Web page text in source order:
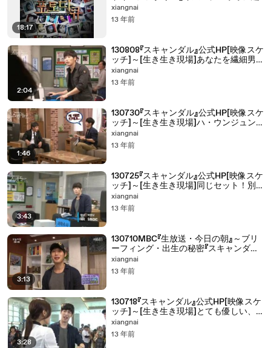
18:17
xiangnai
13 年前
2:04
130808『スキャンダル』公式HP[映像スケ
ッチ]～[生き生き現場]あなたを繊細男
に...！～
xiangnai
13 年前
1:46
130730『スキャンダル』公式HP[映像スケ
ッチ]～[生き生き現場]ハ・ウンジュン
のまた別の職業は??～
xiangnai
13 年前
3:43
130725『スキャンダル』公式HP[映像スケ
ッチ]～[生き生き現場]同じセット！別
の場所(?)～
xiangnai
13 年前
3:13
130710MBC『生放送・今日の朝』～ブリ
ーフィング・出生の秘密『スキャンダル』
非常に衝撃的なカリスマ対決～
xiangnai
13 年前
3:28
130718『スキャンダル』公式HP[映像スケ
ッチ]～[生き生き現場]とても優しい、
配慮天使ハ刑事!! ～
xiangnai
13 年前